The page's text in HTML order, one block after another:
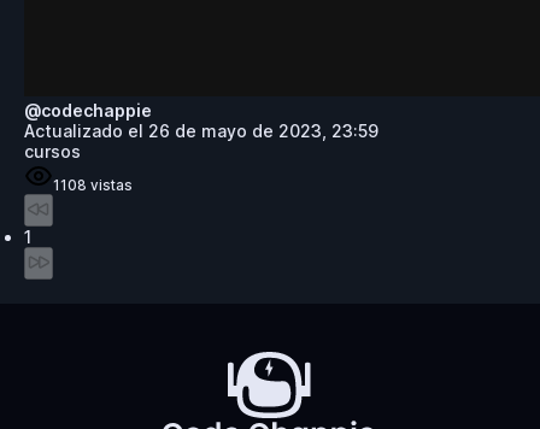
@codechappie
Actualizado el 26 de mayo de 2023, 23:59
cursos
1108 vistas
1